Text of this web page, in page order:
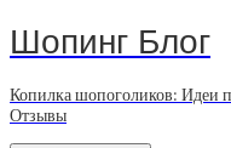
Шопинг Блог
Копилка шопоголиков: Идеи
Отзывы